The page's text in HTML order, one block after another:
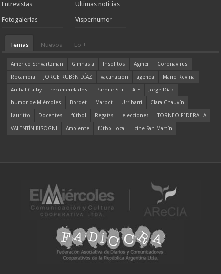
Entrevistas
Fotogalerías
Ultimas noticias
Visperhumor
Temas Nuevos Lo +
Americo Schvartzman Gimnasia Insólitos Agmer
Coronavirus
Rocamora
JORGE RUBÉN DÍAZ vacunación agenda
Mario Rovina
Aníbal Gallay
recomendados Parque Sur ATE
Jorge Díaz
humor de Miércoles
Bordet Marbot Urribarri
Clara Chauvín
Lauritto
Docentes fútbol Regatas elecciones
TORNEO FEDERAL A
VALENTÍN BISOGNI
Ambiente fútbol local cine San Martín